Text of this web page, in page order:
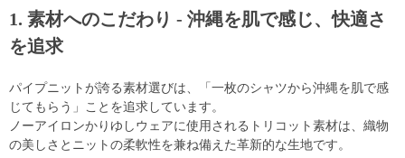
1. 素材へのこだわり - 沖縄を肌で感じ、快適さ
を追求
パイプニットが誇る素材選びは、「一枚のシャツから沖縄を肌で感
じてもらう」ことを追求しています。
ノーアイロンかりゆしウェアに使用されるトリコット素材は、織物
の美しさとニットの柔軟性を兼ね備えた革新的な生地です。